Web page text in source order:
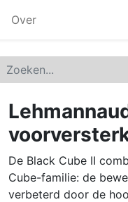
Over
De Black Cube II
Cube-familie: de
verbeterd door de